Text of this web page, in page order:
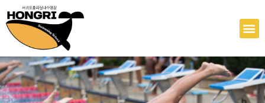
텐
건
너
뛰
기